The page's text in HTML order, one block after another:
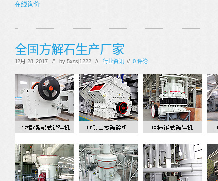
在线询价
全国方解石生产厂家
12月 28, 2017 // by 5xzsj1222 // 行业资讯 // 0 评论